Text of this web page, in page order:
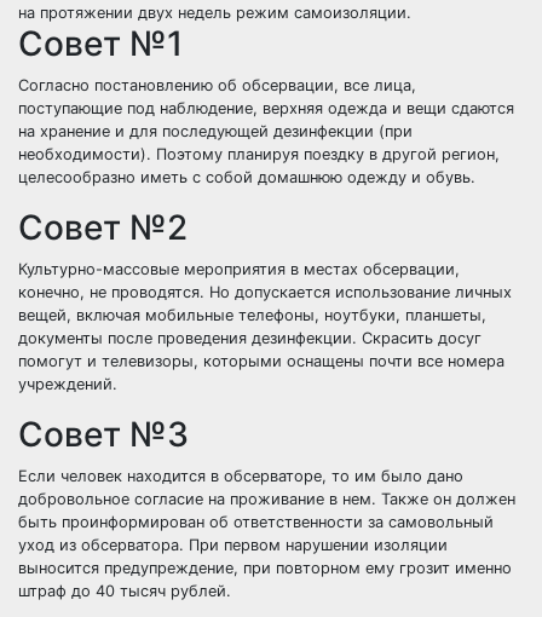
на протяжении двух недель режим самоизоляции.
Совет №1
Согласно постановлению об обсервации, все лица,
поступающие под наблюдение, верхняя одежда и вещи сдаются
на хранение и для последующей дезинфекции (при
необходимости). Поэтому планируя поездку в другой регион,
целесообразно иметь с собой домашнюю одежду и обувь.
Совет №2
Культурно-массовые мероприятия в местах обсервации,
конечно, не проводятся. Но допускается использование личных
вещей, включая мобильные телефоны, ноутбуки, планшеты,
документы после проведения дезинфекции. Скрасить досуг
помогут и телевизоры, которыми оснащены почти все номера
учреждений.
Совет №3
Если человек находится в обсерваторе, то им было дано
добровольное согласие на проживание в нем. Также он должен
быть проинформирован об ответственности за самовольный
уход из обсерватора. При первом нарушении изоляции
выносится предупреждение, при повторном ему грозит именно
штраф до 40 тысяч рублей.